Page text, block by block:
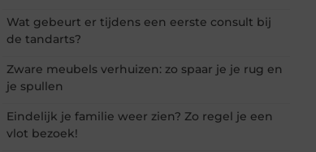
Wat gebeurt er tijdens een eerste consult bij
de tandarts?
Zware meubels verhuizen: zo spaar je je rug en
je spullen
Eindelijk je familie weer zien? Zo regel je een
vlot bezoek!